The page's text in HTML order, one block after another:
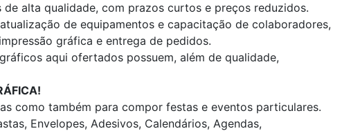
alta qualidade, com prazos curtos e preços reduzidos.
de equipamentos e capacitação de colaboradores,
gráfica e entrega de pedidos.
aqui ofertados possuem, além de qualidade,
como também para compor festas e eventos particulares.
Envelopes, Adesivos, Calendários, Agendas,